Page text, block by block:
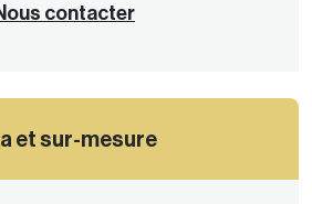
contacter
et sur-mesure